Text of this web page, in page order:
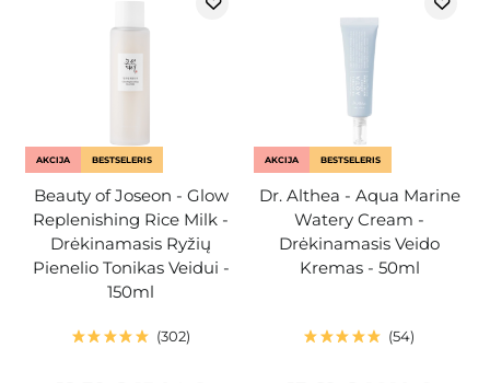
AKCIJA BESTSELERIS
Beauty of Joseon - Glow
Replenishing Rice Milk -
Drėkinamasis Ryžių
Pienelio Tonikas Veidui -
150ml
302
AKCIJA BESTSELERIS
Dr. Althea - Aqua Marine
Watery Cream -
Drėkinamasis Veido
Kremas - 50ml
54